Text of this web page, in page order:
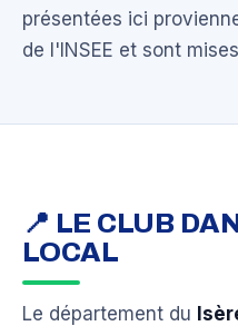
présentées ici
de l'INSEE et sont
📍 LE CLUB
LOCAL
Le département du